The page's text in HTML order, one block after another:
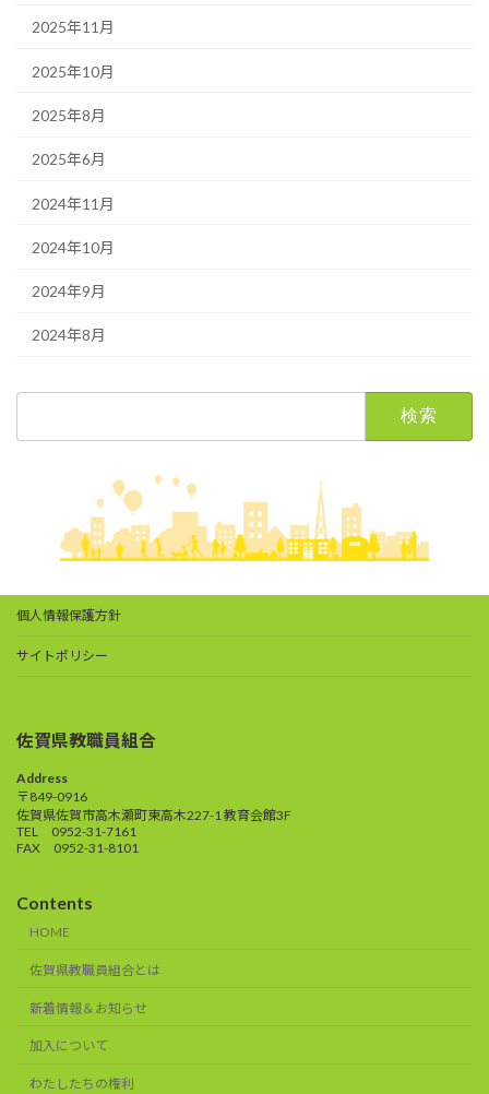
2025年11月
2025年10月
2025年8月
2025年6月
2024年11月
2024年10月
2024年9月
2024年8月
個人情報保護方針
サイトポリシー
佐賀県教職員組合
Address
〒849-0916
佐賀県佐賀市高木瀬町東高木227-1 教育会館3F
TEL 0952-31-7161
FAX 0952-31-8101
Contents
HOME
佐賀県教職員組合とは
新着情報＆お知らせ
加入について
わたしたちの権利